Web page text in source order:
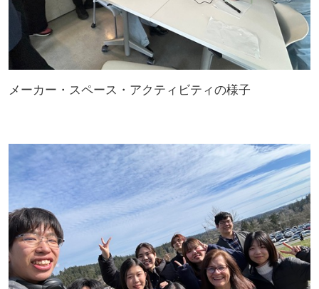
メーカー・スペース・アクティビティの様子